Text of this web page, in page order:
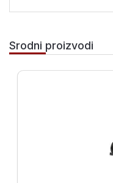
Srodni proizvodi